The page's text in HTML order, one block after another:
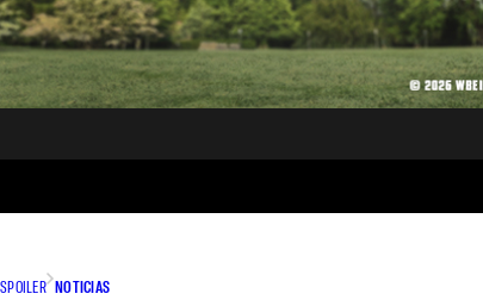
SPOILER NOTICIAS